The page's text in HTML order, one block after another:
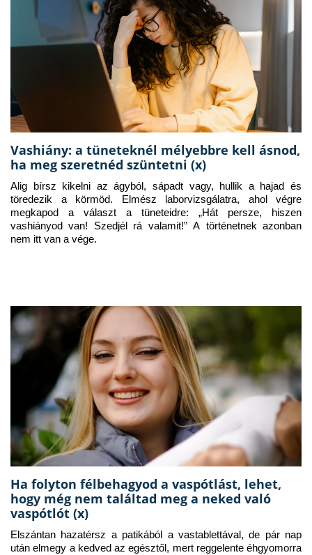
Vashiány: a tüneteknél mélyebbre kell ásnod,
ha meg szeretnéd szüntetni (x)
Alig bírsz kikelni az ágyból, sápadt vagy, hullik a hajad és
töredezik a körmöd. Elmész laborvizsgálatra, ahol végre
megkapod a választ a tüneteidre: „Hát persze, hiszen
vashiányod van! Szedjél rá valamit!” A történetnek azonban
nem itt van a vége.
Ha folyton félbehagyod a vaspótlást, lehet,
hogy még nem találtad meg a neked való
vaspótlót (x)
Elszántan hazatérsz a patikából a vastablettával, de pár nap
után elmegy a kedved az egésztől, mert reggelente éhgyomorra